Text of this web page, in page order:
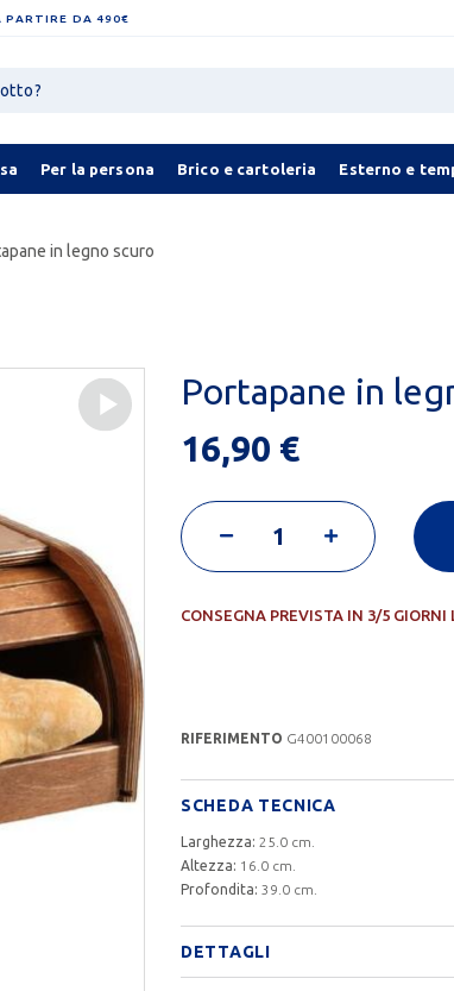
PARTIRE DA 490€
Per la persona Brico e cartoleria Esterno e
in legno scuro
Portapane in
16,90 €
CONSEGNA PREVISTA IN 3/5 GIORNI
RIFERIMENTO G400100068
SCHEDA TECNICA
Larghezza: 25.0 cm.
Altezza: 16.0 cm.
Profondita: 39.0 cm.
DETTAGLI